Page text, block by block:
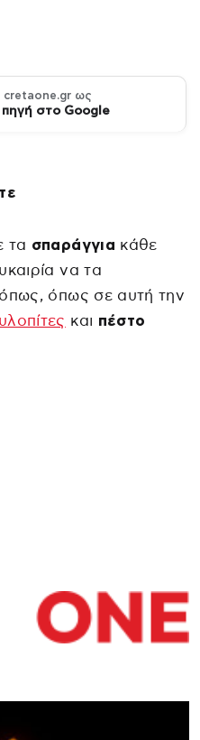
cretaone.gr ως
πηγή στο Google
τα σπαράγγια κάθε
να τα
όπως σε αυτή την
και πέστο